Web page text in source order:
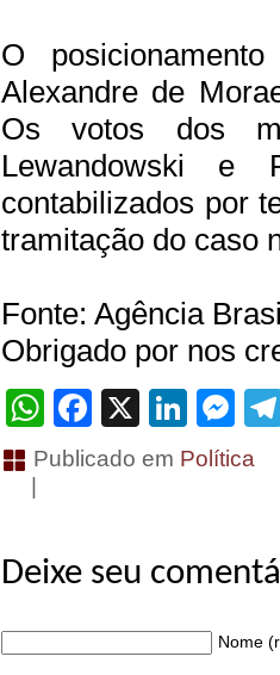
O
Alexandre de
Os votos dos
Lewandowski e
contabilizados por
tramitação do caso
Fonte: Agência
Obrigado por nos
WhatsApp
Facebook
X
Publicado em Política
Deixe seu
Nome